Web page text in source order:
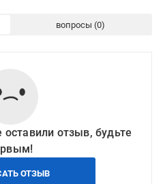
вопросы
отзыв, будьте
ОТЗЫВ